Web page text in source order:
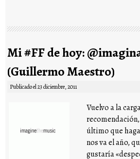
Mi #FF de hoy:
(Guillermo Maestro)
Publicado el23 diciembre, 2011
Vuelvo a la
último que haga
nos va el año,
gustaría